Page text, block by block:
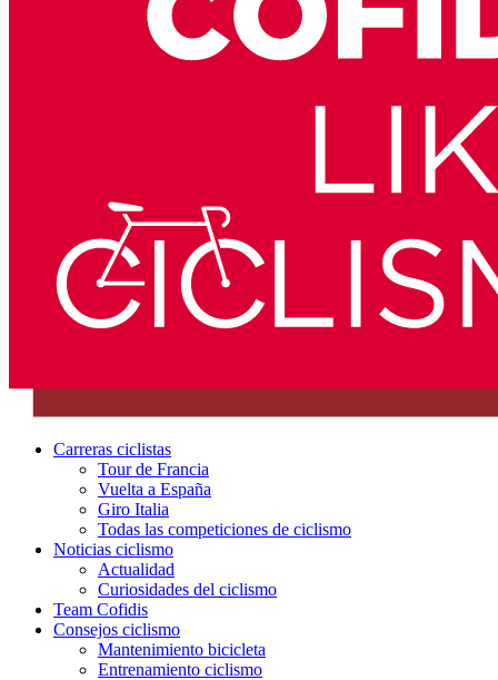
Carreras ciclistas
Tour de Francia
Vuelta a España
Giro Italia
Todas las competiciones de ciclismo
Noticias ciclismo
Actualidad
Curiosidades del ciclismo
Team Cofidis
Consejos ciclismo
Mantenimiento bicicleta
Entrenamiento ciclismo